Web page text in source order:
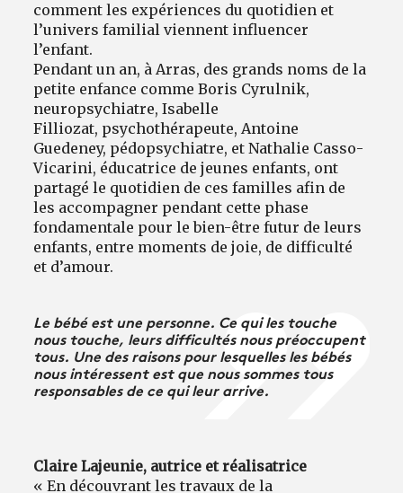
comment les expériences du quotidien et
l’univers familial viennent influencer
l’enfant.
Pendant un an, à Arras, des grands noms de la
petite enfance comme Boris Cyrulnik,
neuropsychiatre, Isabelle
Filliozat, psychothérapeute, Antoine
Guedeney, pédopsychiatre, et Nathalie Casso-
Vicarini, éducatrice de jeunes enfants, ont
partagé le quotidien de ces familles afin de
les accompagner pendant cette phase
fondamentale pour le bien-être futur de leurs
enfants, entre moments de joie, de difficulté
et d’amour.
Le bébé est une personne. Ce qui les touche
nous touche, leurs difficultés nous préoccupent
tous. Une des raisons pour lesquelles les bébés
nous intéressent est que nous sommes tous
responsables de ce qui leur arrive.
Claire Lajeunie, autrice et réalisatrice
« En découvrant les travaux de la